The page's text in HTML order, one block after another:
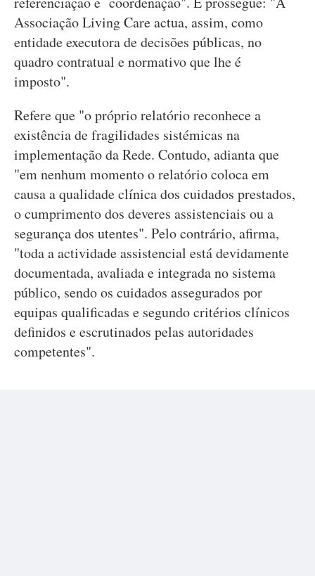
Associação Living Care actua, assim, como
entidade executora de decisões públicas, no
quadro contratual e normativo que lhe é
imposto".
Refere que "o próprio relatório reconhece a
existência de fragilidades sistémicas na
implementação da Rede. Contudo, adianta que
"em nenhum momento o relatório coloca em
causa a qualidade clínica dos cuidados prestados,
o cumprimento dos deveres assistenciais ou a
segurança dos utentes". Pelo contrário, afirma,
"toda a actividade assistencial está devidamente
documentada, avaliada e integrada no sistema
público, sendo os cuidados assegurados por
equipas qualificadas e segundo critérios clínicos
definidos e escrutinados pelas autoridades
competentes".